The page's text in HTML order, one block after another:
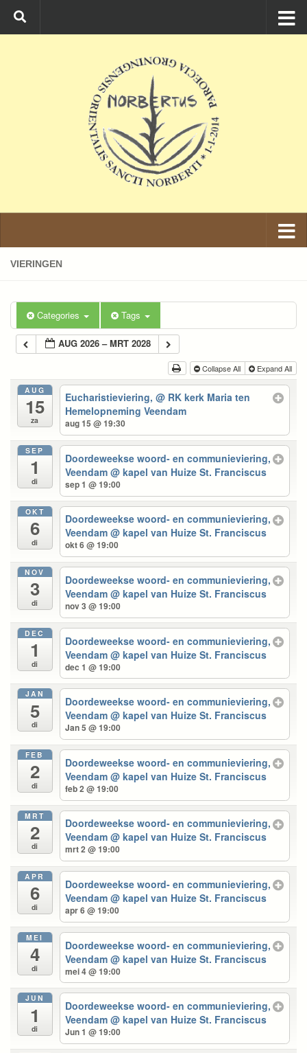
Ga naar de inhoud
VIERINGEN
Categories Tags
AUG 2026 – MRT 2028
Collapse All Expand All
AUG
15
za
Eucharistieviering,@ RK kerk Maria ten
Hemelopneming Veendam
aug 15 @ 19:30
SEP
1
di
Doordeweekse woord- en communieviering,
Veendam@ kapel van Huize St. Franciscus
sep 1 @ 19:00
OKT
6
di
Doordeweekse woord- en communieviering,
Veendam@ kapel van Huize St. Franciscus
okt 6 @ 19:00
NOV
3
di
Doordeweekse woord- en communieviering,
Veendam@ kapel van Huize St. Franciscus
nov 3 @ 19:00
DEC
1
di
Doordeweekse woord- en communieviering,
Veendam@ kapel van Huize St. Franciscus
dec 1 @ 19:00
JAN
5
di
Doordeweekse woord- en communieviering,
Veendam@ kapel van Huize St. Franciscus
Jan 5 @ 19:00
FEB
2
di
Doordeweekse woord- en communieviering,
Veendam@ kapel van Huize St. Franciscus
feb 2 @ 19:00
MRT
2
di
Doordeweekse woord- en communieviering,
Veendam@ kapel van Huize St. Franciscus
mrt 2 @ 19:00
APR
6
di
Doordeweekse woord- en communieviering,
Veendam@ kapel van Huize St. Franciscus
apr 6 @ 19:00
MEI
4
di
Doordeweekse woord- en communieviering,
Veendam@ kapel van Huize St. Franciscus
mei 4 @ 19:00
JUN
1
di
Doordeweekse woord- en communieviering,
Veendam@ kapel van Huize St. Franciscus
Jun 1 @ 19:00